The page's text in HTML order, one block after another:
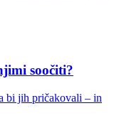
soočiti?
bi jih pričakovali – in